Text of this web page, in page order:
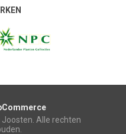
Joosten. Alle rechten